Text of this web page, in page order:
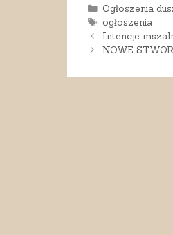
Kategorie
Ogłoszenia
Tagi
ogłoszenia
Intencje
NOWE